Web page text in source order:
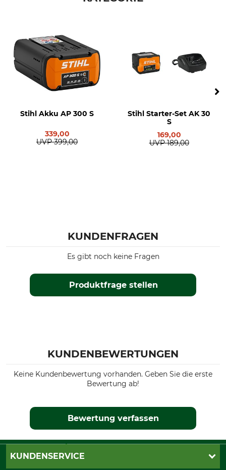
KMA 135R ohne Akku und
Ladegerät
Gewicht
3,4 kg
Stihl Akku AP 300 S
339,00
UVP 399,00
Stihl Starter-Set AK 30
S
169,00
UVP 189,00
KUNDENFRAGEN
Produktfrage stellen
Es gibt noch keine Fragen
KUNDENBEWERTUNGEN
Keine Kundenbewertung vorhanden. Geben Sie die erste
Bewertung ab!
Bewertung verfassen
KUNDENSERVICE